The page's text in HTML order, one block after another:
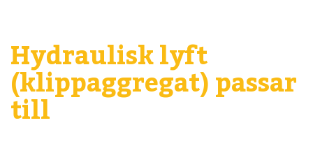
Hydraulisk lyft
(klippaggregat) passar
till